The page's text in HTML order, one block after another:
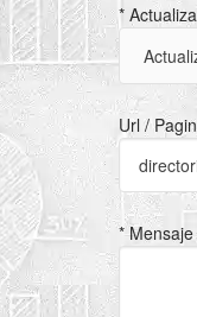
*
Url /
* Mensaje